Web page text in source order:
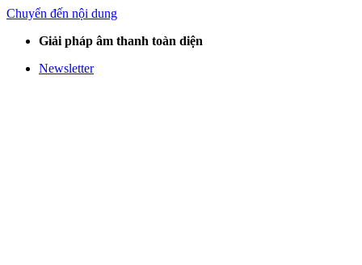
Chuyển đến nội dung
Giải pháp âm thanh toàn diện
Newsletter